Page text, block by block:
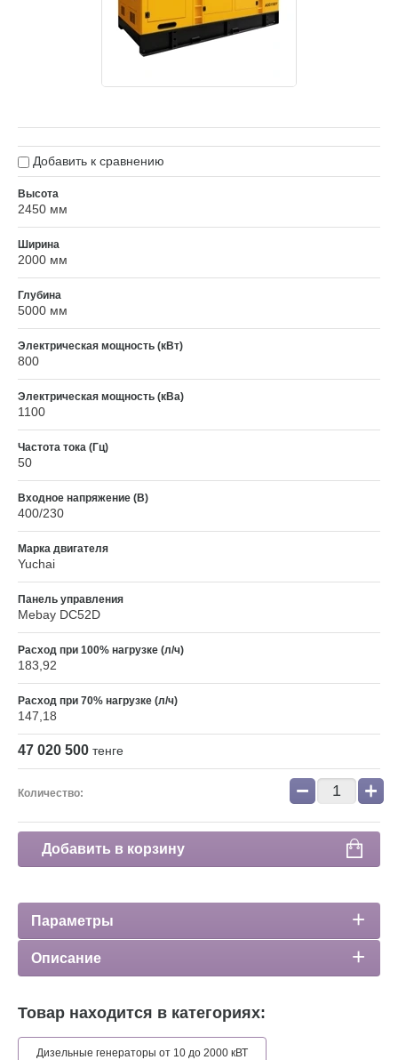
Добавить к сравнению
Высота
2450 мм
Ширина
2000 мм
Глубина
5000 мм
Электрическая мощность (кВт)
800
Электрическая мощность (кВа)
1100
Частота тока (Гц)
50
Входное напряжение (В)
400/230
Марка двигателя
Yuchai
Панель управления
Mebay DC52D
Расход при 100% нагрузке (л/ч)
183,92
Расход при 70% нагрузке (л/ч)
147,18
47 020 500 тенге
Количество: − +
Добавить в корзину
Параметры
Описание
Товар находится в категориях:
Дизельные генераторы от 10 до 2000 кВТ